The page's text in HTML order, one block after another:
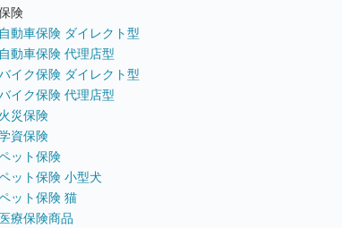
険
自動車保険 ダイレクト型
自動車保険 代理店型
イク保険 ダイレクト型
イク保険 代理店型
火災保険
資保険
ット保険
ット保険 小型犬
ット保険 猫
医療保険商品